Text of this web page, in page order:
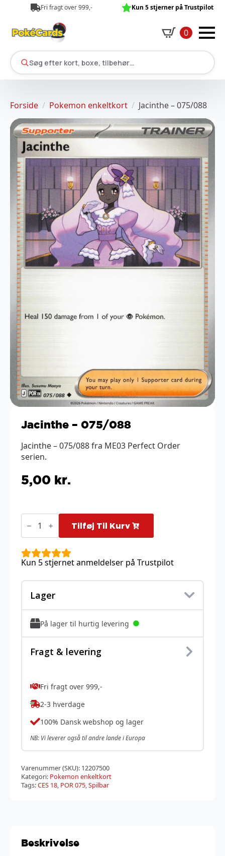
Fri fragt over 999,- Kun 5 stjerner på Trustpilot
0
Søg efter kort, boxe, tilbehør…
Forside Pokemon enkeltkort Jacinthe – 075/088
Jacinthe – 075/088
Jacinthe – 075/088 fra ME03 Perfect Order
serien.
5,00 kr.
Jacinthe
antal
Tilføj Til Kurv
Kun 5 stjernet anmeldelser på Trustpilot
Lager
På lager til hurtig levering
Fragt & levering
Fri fragt over 999,-
2-3 hverdage
100% Dansk webshop og lager
NB: Vi leverer også til andre lande i Europa
Varenummer (SKU): 12207500
Kategori: Pokemon enkeltkort
Tags:CES 18, POR 075,Spilbar
Beskrivelse